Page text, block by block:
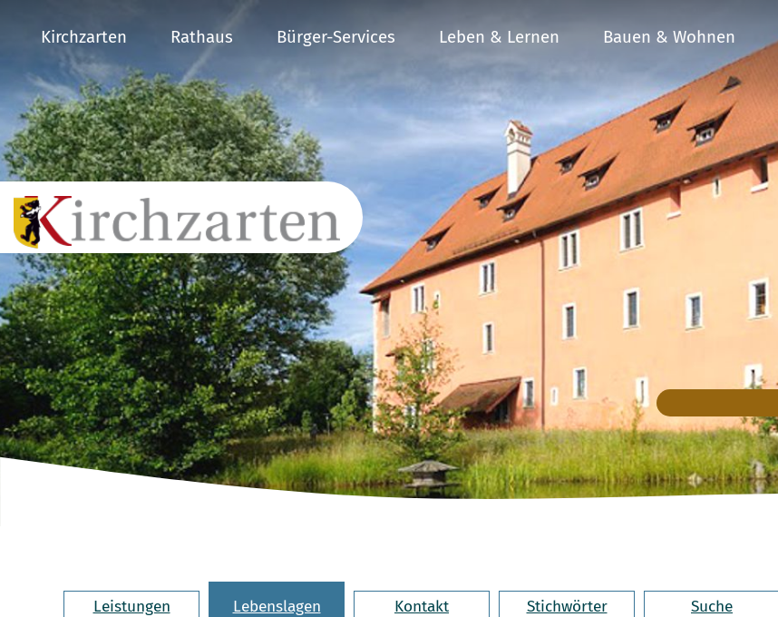
Kirchzarten Rathaus Bürger-Services Leben & Lernen Bauen & Wohnen
Leistungen Lebenslagen Kontakt Stichwörter Suche